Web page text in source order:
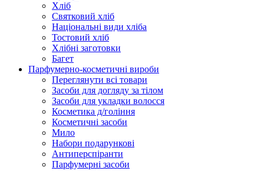
Хліб
Святковий хліб
Національні види хліба
Тостовий хліб
Хлібні заготовки
Багет
Парфумерно-косметичні вироби
Переглянути всі товари
Засоби для догляду за тілом
Засоби для укладки волосся
Косметика д/гоління
Косметичні засоби
Мило
Набори подарункові
Антиперспіранти
Парфумерні засоби